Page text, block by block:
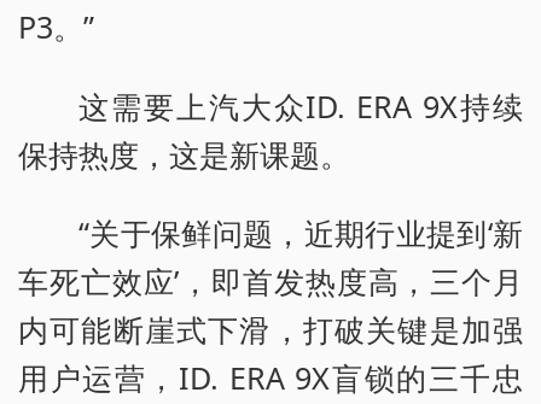
P3。”
这需要上汽大众ID. ERA 9X持续
保持热度，这是新课题。
“关于保鲜问题，近期行业提到‘新
车死亡效应’，即首发热度高，三个月
内可能断崖式下滑，打破关键是加强
用户运营，ID. ERA 9X盲锁的三千忠